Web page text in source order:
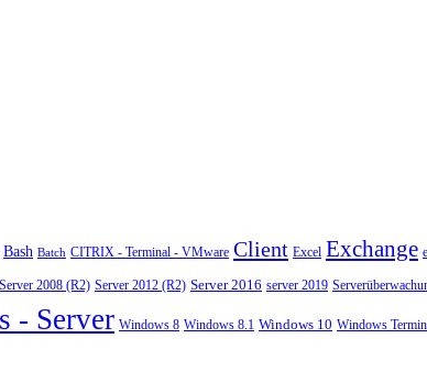
Bash Batch CITRIX - Terminal - VMware Client Excel Exchange
Server 2008 (R2) Server 2012 (R2) Server 2016 server 2019
- Server Windows 8 Windows 8.1 Windows 10 Windows